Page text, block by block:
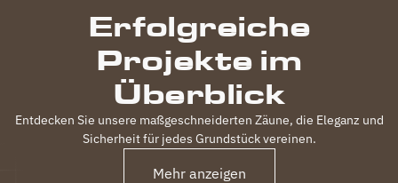
Erfolgreiche
Projekte im
Überblick
Entdecken Sie unsere maßgeschneiderten Zäune, die Eleganz und
Sicherheit für jedes Grundstück vereinen.
Mehr anzeigen